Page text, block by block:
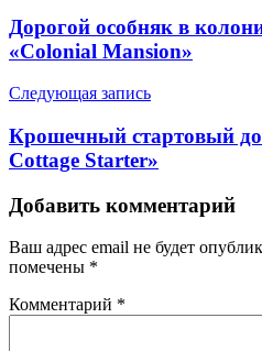
Дорогой особняк в
«Colonial Mansion»
Следующая запись
Крошечный стартовый
Cottage Starter»
Добавить комментарий
Ваш адрес email не будет
помечены *
Комментарий *